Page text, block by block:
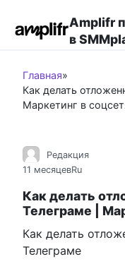
контенту
Amplifr
в
Главная»
Как делать
Маркетинг в
Редакция
11 месяцевRu
Как делать
Телеграме |
Как делать
Телеграме